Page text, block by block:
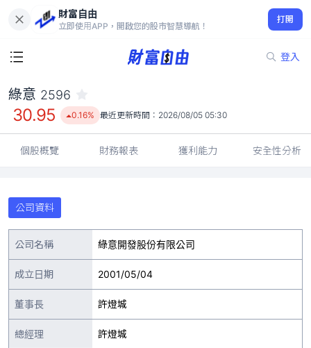
財富自由
立即使用APP，開啟您的股市智慧導航！
打開
登入
30.95
0.16%
綠意 2596
30.95 0.16% 最近更新時間： 2026/08/05 05:30
個股概覽 財務報表 獲利能力 安全性分析
公司資料
公司名稱 綠意開發股份有限公司
成立日期 2001/05/04
董事長 許燈城
總經理 許燈城